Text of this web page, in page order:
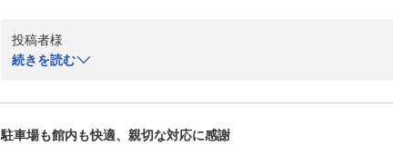
投稿者様
続きを読む
駐車場も館内も快適、親切な対応に感謝